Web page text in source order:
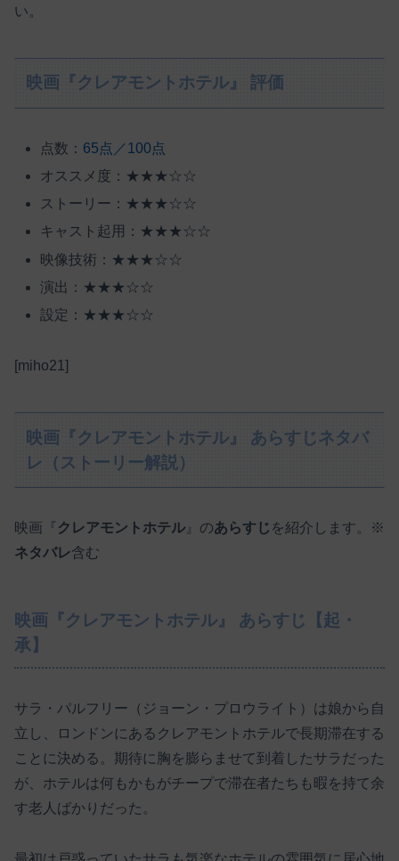
い。
映画『クレアモントホテル』 評価
点数： 65点／100点
オススメ度：★★★☆☆
ストーリー：★★★☆☆
キャスト起用：★★★☆☆
映像技術：★★★☆☆
演出：★★★☆☆
設定：★★★☆☆
[miho21]
映画『クレアモントホテル』 あらすじネタバ
レ（ストーリー解説）
映画『 クレアモントホテル』のあらすじ を紹介します。※
ネタバレ含む
映画『クレアモントホテル』 あらすじ【起・
承】
サラ・パルフリー（ジョーン・プロウライト）は娘から自
立し、ロンドンにあるクレアモントホテルで長期滞在する
ことに決める。期待に胸を膨らませて到着したサラだった
が、ホテルは何もかもがチープで滞在者たちも暇を持て余
す老人ばかりだった。